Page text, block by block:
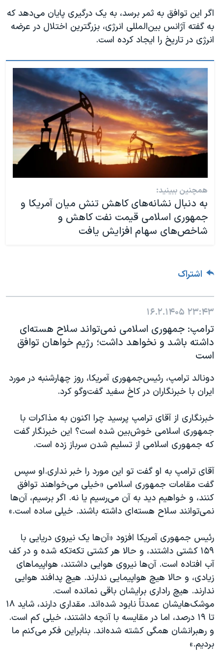
اگر این توافق به ثمر برسد، به یک درگیری‌ پایان می‌دهد که
به گفته آژانس بین‌المللی انرژی، بزرگترین اختلال در عرضه
انرژی در تاریخ را ایجاد کرده است.
همچنین ببینید:
به دنبال نشانه‌های کاهش تنش میان آمریکا و
جمهوری اسلامی قیمت نفت کاهش و
شاخص‌های سهام افزایش یافت
اشتراک
۲۳:۴۳ ۱۶.۲.۱۴۰۵
ترامپ: جمهوری اسلامی نمی‌تواند سلاح هسته‌ای
داشته باشد و نخواهد داشت؛ رژیم خواهان توافق
است
دونالد ترامپ، رئیس‌جمهوری آمریکا، روز چهارشنبه در مورد
ایران با خبرنگاران در کاخ سفید گفت‌وگو کرد.
خبرنگاری از آقای ترامپ پرسید چرا اکنون به مذاکرات با
جمهوری اسلامی خوش‌بین شده است؟ این خبرنگار گفت
که جمهوری اسلامی از تسلیم شدن سرباز زده است.
آقای ترامپ به او گفت تو این مورد را خبر نداری.او سپس
گفت مقامات جمهوری اسلامی «خیلی می‌خواهند توافق
کنند، و خواهیم دید به آن می‌رسیم یا نه. اگر برسیم، آن‌ها
نمی‌توانند سلاح هسته‌ای داشته باشند. خیلی ساده است.»
رئیس جمهوری آمریکا افزود «آن‌ها یک نیروی دریایی با
۱۵۹ کشتی داشتند، و حالا هر کشتی تکه‌تکه شده و در کف
آب افتاده است. آن‌ها نیروی هوایی داشتند، هواپیماهای
زیادی، و حالا هیچ هواپیمایی ندارند. هیچ پدافند هوایی
ندارند. هیچ راداری برایشان باقی نمانده است.
موشک‌هایشان عمدتاً نابود شده‌اند. مقداری دارند، شاید ۱۸
تا ۱۹ درصد، اما در مقایسه با آنچه داشتند، خیلی کم است.
و رهبرانشان همگی کشته شده‌اند. بنابراین فکر می‌کنم ما
بردیم.»